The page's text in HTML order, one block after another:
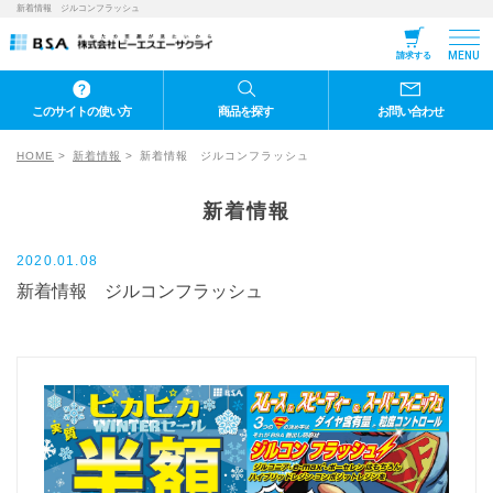
新着情報 ジルコンフラッシュ
請求する MENU
このサイトの使い方 商品を探す お問い合わせ
HOME 新着情報 新着情報 ジルコンフラッシュ
新着情報
2020.01.08
新着情報 ジルコンフラッシュ